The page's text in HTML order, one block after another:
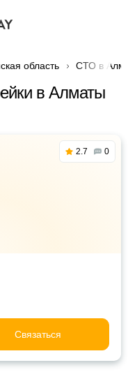
область СТО в
в Алматы
2.7 0
Связаться